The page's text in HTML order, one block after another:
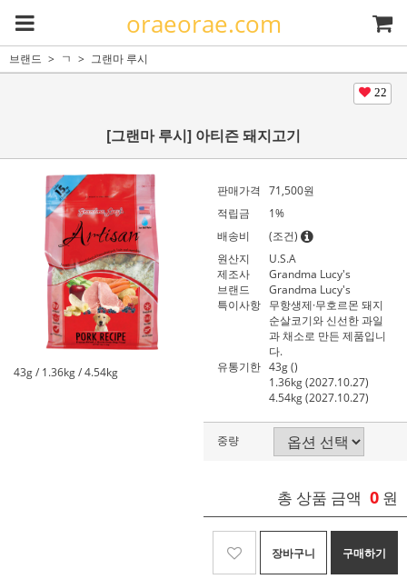
oraeorae.com
브랜드 ㄱ 그랜마 루시
22
[그랜마 루시] 아티즌 돼지고기
43g / 1.36kg / 4.54kg
판매가격 71,500원
적립금
1%
배송비
(조건)
원산지
U.S.A
제조사
Grandma Lucy's
브랜드
Grandma Lucy's
특이사항 무항생제·무호르몬 돼지
순살코기와 신선한 과일
과 채소로 만든 제품입니
다.
유통기한 43g ()
1.36kg (2027.10.27)
4.54kg (2027.10.27)
중량
총 상품 금액 0 원
장바구니 구매하기